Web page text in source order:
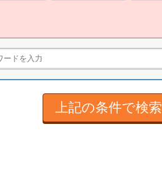
上記の条件で検索